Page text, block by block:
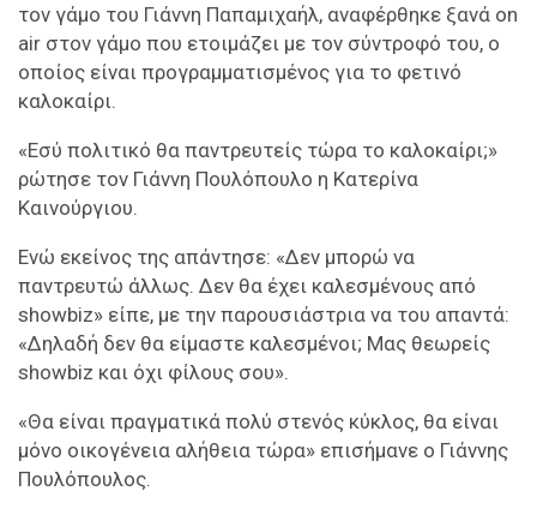
τον γάμο του Γιάννη Παπαμιχαήλ, αναφέρθηκε ξανά on
air στον γάμο που ετοιμάζει με τον σύντροφό του, ο
οποίος είναι προγραμματισμένος για το φετινό
καλοκαίρι.
«Εσύ πολιτικό θα παντρευτείς τώρα το καλοκαίρι;»
ρώτησε τον Γιάννη Πουλόπουλο η Κατερίνα
Καινούργιου.
Ενώ εκείνος της απάντησε: «Δεν μπορώ να
παντρευτώ άλλως. Δεν θα έχει καλεσμένους από
showbiz» είπε, με την παρουσιάστρια να του απαντά:
«Δηλαδή δεν θα είμαστε καλεσμένοι; Μας θεωρείς
showbiz και όχι φίλους σου».
«Θα είναι πραγματικά πολύ στενός κύκλος, θα είναι
μόνο οικογένεια αλήθεια τώρα» επισήμανε ο Γιάννης
Πουλόπουλος.